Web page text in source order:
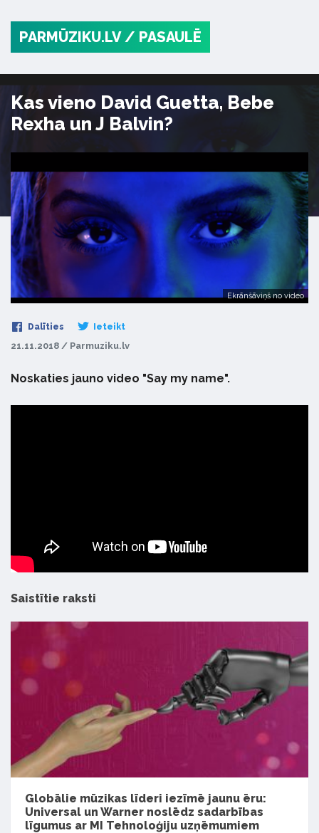
PARMŪZIKU.LV / PASAULĒ
Kas vieno David Guetta, Bebe
Rexha un J Balvin?
Ekrānšāviņš no video
Dalīties Ieteikt
21.11.2018 / Parmuziku.lv
Noskaties jauno video "Say my name".
Saistītie raksti
Globālie mūzikas līderi iezīmē jaunu ēru:
Universal un Warner noslēdz sadarbības
līgumus ar MI Tehnoloģiju uzņēmumiem